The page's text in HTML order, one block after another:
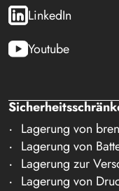
LinkedIn
Youtube
Lagerung von
Lagerung von
Lagerung zur
Lagerung von